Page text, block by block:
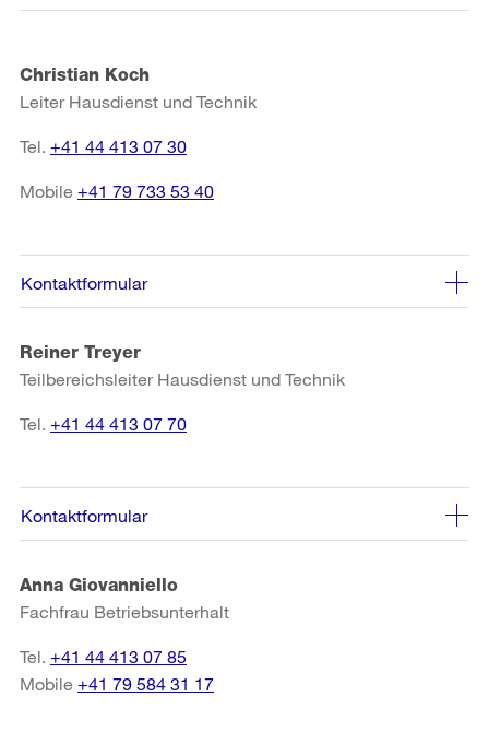
Christian Koch
Leiter Hausdienst und Technik
Tel. +41 44 413 07 30
Mobile +41 79 733 53 40
Kontaktformular
Reiner Treyer
Teilbereichsleiter Hausdienst und Technik
Tel. +41 44 413 07 70
Kontaktformular
Anna Giovanniello
Fachfrau Betriebsunterhalt
Tel. +41 44 413 07 85
Mobile +41 79 584 31 17